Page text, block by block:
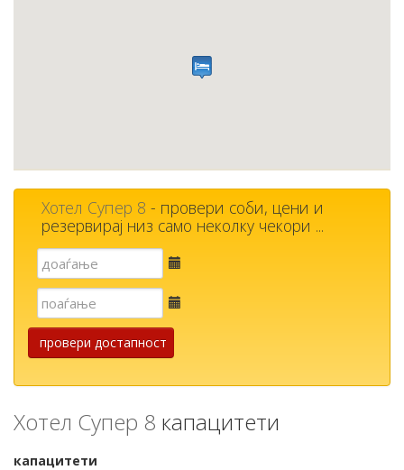
Хотел Супер 8 - провери соби, цени и
резервирај низ само неколку чекори ...
Е-
пошта
Е-
пошта
провери достапност
Хотел Супер 8 капацитети
капацитети